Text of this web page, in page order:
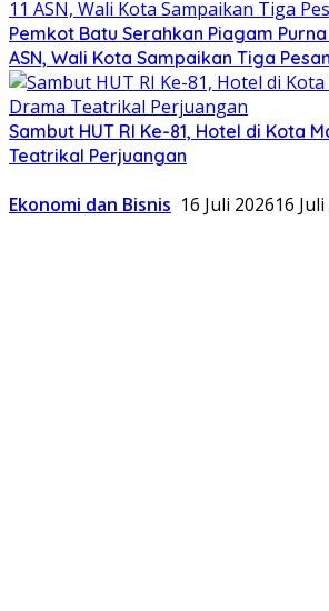
Pemkot Batu Serahkan Piagam Purna
ASN, Wali Kota Sampaikan Tiga
Sambut HUT RI Ke-81, Hotel di Kota
Teatrikal Perjuangan
Ekonomi dan Bisnis 16 Juli 202616